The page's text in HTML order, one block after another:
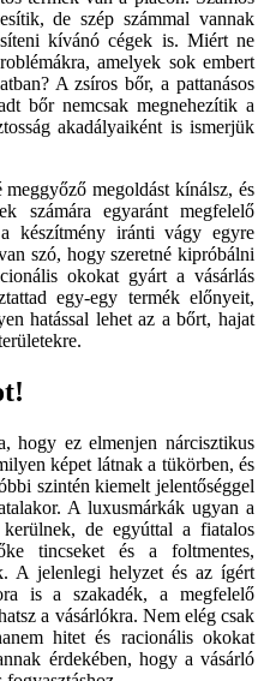
de szép számmal vannak
kívánó cégek is. Miért ne
amelyek sok embert
A zsíros bőr, a pattanásos
bőr nemcsak megnehezítik a
akadályaiként is ismerjük
megoldást kínálsz, és
számára egyaránt megfelelő
készítmény iránti vágy egyre
szó, hogy szeretné kipróbálni
okokat gyárt a vásárlás
egy-egy termék előnyeit,
hatással lehet az a bőrt, hajat
hogy ez elmenjen nárcisztikus
képet látnak a tükörben, és
szintén kiemelt jelentőséggel
A luxusmárkák ugyan a
kerülnek, de egyúttal a fiatalos
tincseket és a foltmentes,
A jelenlegi helyzet és az ígért
is a szakadék, a megfelelő
a vásárlókra. Nem elég csak
hitet és racionális okokat
érdekében, hogy a vásárló